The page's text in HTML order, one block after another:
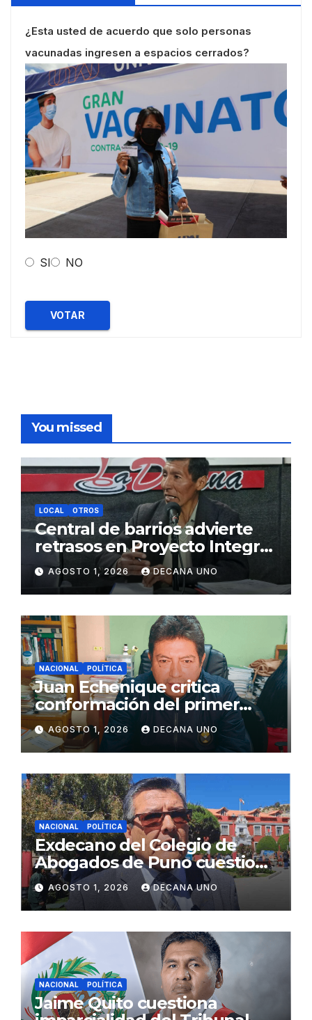
¿Esta usted de acuerdo que solo personas
vacunadas ingresen a espacios cerrados?
SI NO
VOTAR
You missed
LOCAL OTROS
Central de barrios advierte
retrasos en Proyecto Integral
de Agua y Alcantarillado para
Juliaca
AGOSTO 1, 2026 DECANA UNO
NACIONAL POLÍTICA
Juan Echenique critica
conformación del primer
gabinete ministerial de Keiko
Fujimori
AGOSTO 1, 2026 DECANA UNO
NACIONAL POLÍTICA
Exdecano del Colegio de
Abogados de Puno cuestiona
propuestas sobre seguridad
ciudadana
AGOSTO 1, 2026 DECANA UNO
NACIONAL POLÍTICA
Jaime Quito cuestiona